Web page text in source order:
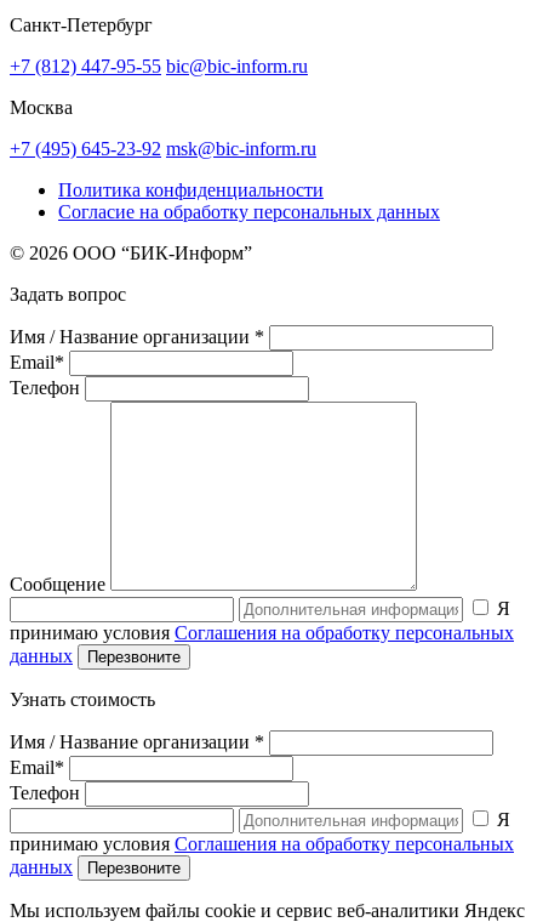
Санкт-Петербург
+7 (812) 447-95-55 bic@bic-inform.ru
Москва
+7 (495) 645-23-92 msk@bic-inform.ru
Политика конфиденциальности
Согласие на обработку персональных данных
© 2026 ООО “БИК-Информ”
Задать вопрос
Имя / Название организации *
Email*
Телефон
Сообщение
Я
принимаю условия Соглашения на обработку персональных
данных
Узнать стоимость
Имя / Название организации *
Email*
Телефон
Я
принимаю условия Соглашения на обработку персональных
данных
Мы используем файлы cookie и сервис веб-аналитики Яндекс